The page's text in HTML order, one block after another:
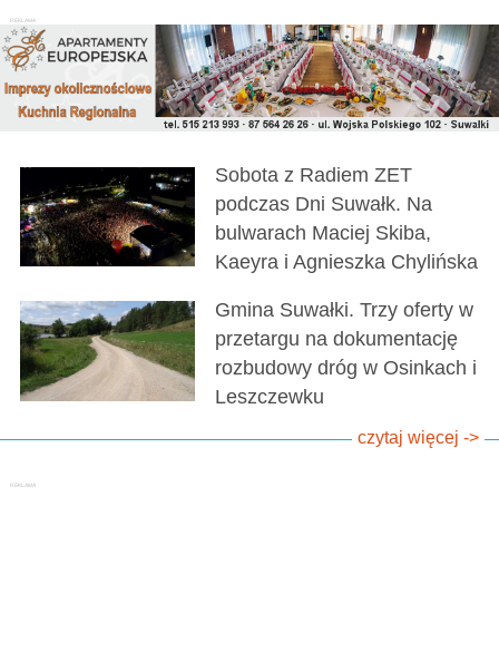
Sobota z Radiem ZET
podczas Dni Suwałk. Na
bulwarach Maciej Skiba,
Kaeyra i Agnieszka Chylińska
Gmina Suwałki. Trzy oferty w
przetargu na dokumentację
rozbudowy dróg w Osinkach i
Leszczewku
czytaj więcej ->